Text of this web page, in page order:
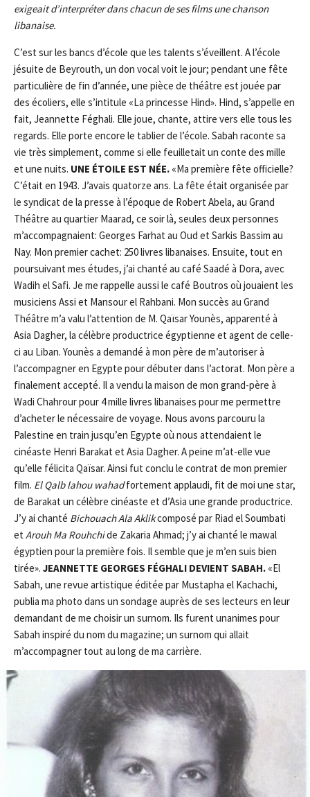
exigeait d’interpréter dans chacun de ses films une chanson
libanaise.
C’est sur les bancs d’école que les talents s’éveillent. A l’école
jésuite de Beyrouth, un don vocal voit le jour; pendant une fête
particulière de fin d’année, une pièce de théâtre est jouée par
des écoliers, elle s’intitule «La princesse Hind». Hind, s’appelle en
fait, Jeannette Féghali. Elle joue, chante, attire vers elle tous les
regards. Elle porte encore le tablier de l’école. Sabah raconte sa
vie très simplement, comme si elle feuilletait un conte des mille
et une nuits. UNE ÉTOILE EST NÉE. «Ma première fête officielle?
C’était en 1943. J’avais quatorze ans. La fête était organisée par
le syndicat de la presse à l’époque de Robert Abela, au Grand
Théâtre au quartier Maarad, ce soir là, seules deux personnes
m’accompagnaient: Georges Farhat au Oud et Sarkis Bassim au
Nay. Mon premier cachet: 250 livres libanaises. Ensuite, tout en
poursuivant mes études, j’ai chanté au café Saadé à Dora, avec
Wadih el Safi. Je me rappelle aussi le café Boutros où jouaient les
musiciens Assi et Mansour el Rahbani. Mon succès au Grand
Théâtre m’a valu l’attention de M. Qaïsar Younès, apparenté à
Asia Dagher, la célèbre productrice égyptienne et agent de celle-
ci au Liban. Younès a demandé à mon père de m’autoriser à
l’accompagner en Egypte pour débuter dans l’actorat. Mon père a
finalement accepté. Il a vendu la maison de mon grand-père à
Wadi Chahrour pour 4 mille livres libanaises pour me permettre
d’acheter le nécessaire de voyage. Nous avons parcouru la
Palestine en train jusqu’en Egypte où nous attendaient le
cinéaste Henri Barakat et Asia Dagher. A peine m’at-elle vue
qu’elle félicita Qaïsar. Ainsi fut conclu le contrat de mon premier
film. El Qalblahou wahadfortement applaudi, fit de moi une star,
de Barakat un célèbre cinéaste et d’Asia une grande productrice.
J’y ai chanté Bichouach Ala Aklikcomposé par Riad el Soumbati
et Arouh Ma Rouhchide Zakaria Ahmad; j’y ai chanté le mawal
égyptien pour la première fois. Il semble que je m’en suis bien
tirée». JEANNETTE GEORGES FÉGHALI DEVIENT SABAH. «El
Sabah, une revue artistique éditée par Mustapha el Kachachi,
publia ma photo dans un sondage auprès de ses lecteurs en leur
demandant de me choisir un surnom. Ils furent unanimes pour
Sabah inspiré du nom du magazine; un surnom qui allait
m’accompagner tout au long de ma carrière.